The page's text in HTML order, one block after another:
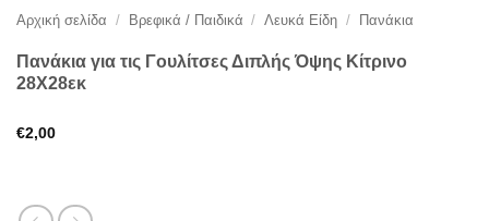
Αρχική σελίδα / Βρεφικά / Παιδικά / Λευκά Είδη / Πανάκια
Πανάκια για τις Γουλίτσες Διπλής Όψης Κίτρινο
28Χ28εκ
€2,00